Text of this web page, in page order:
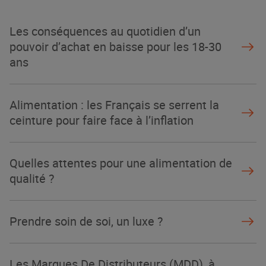
NOTRE MODÈLE
Les conséquences au quotidien d’un
pouvoir d’achat en baisse pour les 18-30
ans
Alimentation : les Français se serrent la
ceinture pour faire face à l’inflation
Quelles attentes pour une alimentation de
qualité ?
Prendre soin de soi, un luxe ?